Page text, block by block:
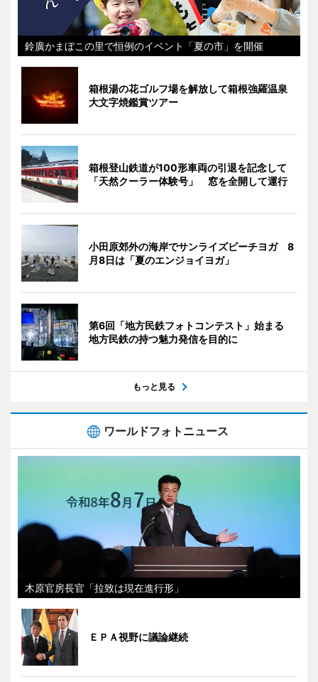
鈴廣かまぼこの里で恒例のイベント「夏の市」を開催
箱根湯の花ゴルフ場を解放して箱根強羅温泉
大文字焼鑑賞ツアー
箱根登山鉄道が100形車両の引退を記念して
「天然クーラー体験号」 窓を全開して運行
小田原郊外の海岸でサンライズビーチヨガ 8
月8日は「夏のエンジョイヨガ」
第6回「地方民鉄フォトコンテスト」始まる
地方民鉄の持つ魅力発信を目的に
もっと見る
ワールドフォトニュース
木原官房長官「拉致は現在進行形」
ＥＰＡ視野に議論継続